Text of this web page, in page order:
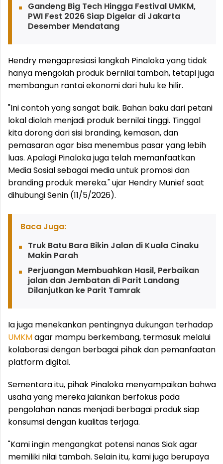
Gandeng Big Tech Hingga Festival UMKM,
PWI Fest 2026 Siap Digelar di Jakarta
Desember Mendatang
Hendry mengapresiasi langkah Pinaloka yang tidak
hanya mengolah produk bernilai tambah, tetapi juga
membangun rantai ekonomi dari hulu ke hilir.
"Ini contoh yang sangat baik. Bahan baku dari petani
lokal diolah menjadi produk bernilai tinggi. Tinggal
kita dorong dari sisi branding, kemasan, dan
pemasaran agar bisa menembus pasar yang lebih
luas. Apalagi Pinaloka juga telah memanfaatkan
Media Sosial sebagai media untuk promosi dan
branding produk mereka." ujar Hendry Munief saat
dihubungi Senin (11/5/2026).
Baca Juga:
Truk Batu Bara Bikin Jalan di Kuala Cinaku
Makin Parah
Perjuangan Membuahkan Hasil, Perbaikan
jalan dan Jembatan di Parit Landang
Dilanjutkan ke Parit Tamrak
Ia juga menekankan pentingnya dukungan terhadap
UMKMagar mampu berkembang, termasuk melalui
kolaborasi dengan berbagai pihak dan pemanfaatan
platform digital.
Sementara itu, pihak Pinaloka menyampaikan bahwa
usaha yang mereka jalankan berfokus pada
pengolahan nanas menjadi berbagai produk siap
konsumsi dengan kualitas terjaga.
"Kami ingin mengangkat potensi nanas Siak agar
memiliki nilai tambah. Selain itu, kami juga berupaya